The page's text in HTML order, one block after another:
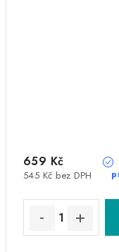
545 Kč bez DPH
659 Kč